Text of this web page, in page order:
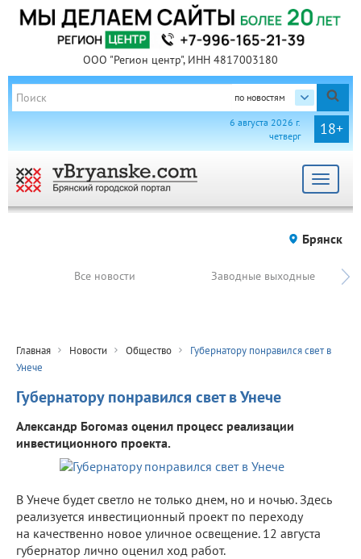
ООО "Регион центр", ИНН 4817003180
по новостям
18+
6 августа 2026 г.
четверг
Toggle
Брянск
Все новости Заводные выходные
Главная Новости Общество
Губернатору понравился свет в
Унече
Губернатору понравился свет в Унече
Александр Богомаз оценил процесс реализации
инвестиционного проекта.
В Унече будет светло не только днем, но и ночью. Здесь
реализуется инвестиционный проект по переходу
на качественно новое уличное освещение. 12 августа
губернатор лично оценил ход работ.